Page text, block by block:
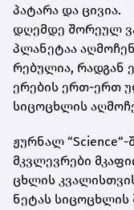
პა­ტა­რა და ცი­ვია.
დღემ­დე შო­რე­ულ
პლა­ნე­ტაა
რე­ბუ­ლია, რად­გან
ე­რე­ბის ერთ-ერთ
სი­ცო­ცხლის
ჟურ­ნალ
მკვლევ­რე­ბი
ცხლის
ნე­ტას